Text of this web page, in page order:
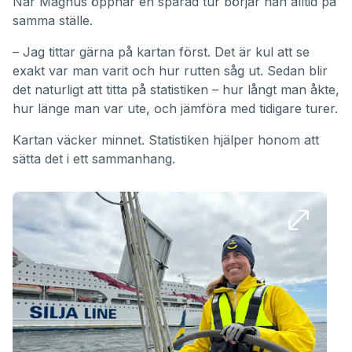
samma ställe.
– Jag tittar gärna på kartan först. Det är kul att se
exakt var man varit och hur rutten såg ut. Sedan blir
det naturligt att titta på statistiken – hur långt man åkte,
hur länge man var ute, och jämföra med tidigare turer.
Kartan väcker minnet. Statistiken hjälper honom att
sätta det i ett sammanhang.